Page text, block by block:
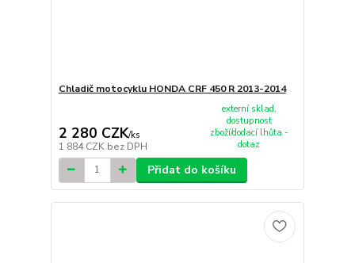
Chladič motocyklu HONDA CRF 450 R 2013-2014
2 280 CZK/ks
1 884 CZK bez DPH
externí sklad,
dostupnost
zboží/dodací lhůta -
dotaz
Přidat do košíku